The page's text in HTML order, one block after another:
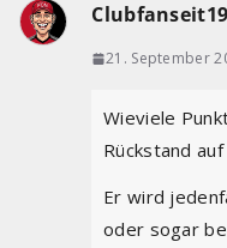
21. September
Wieviele
Rückstand
Er wird
oder sogar